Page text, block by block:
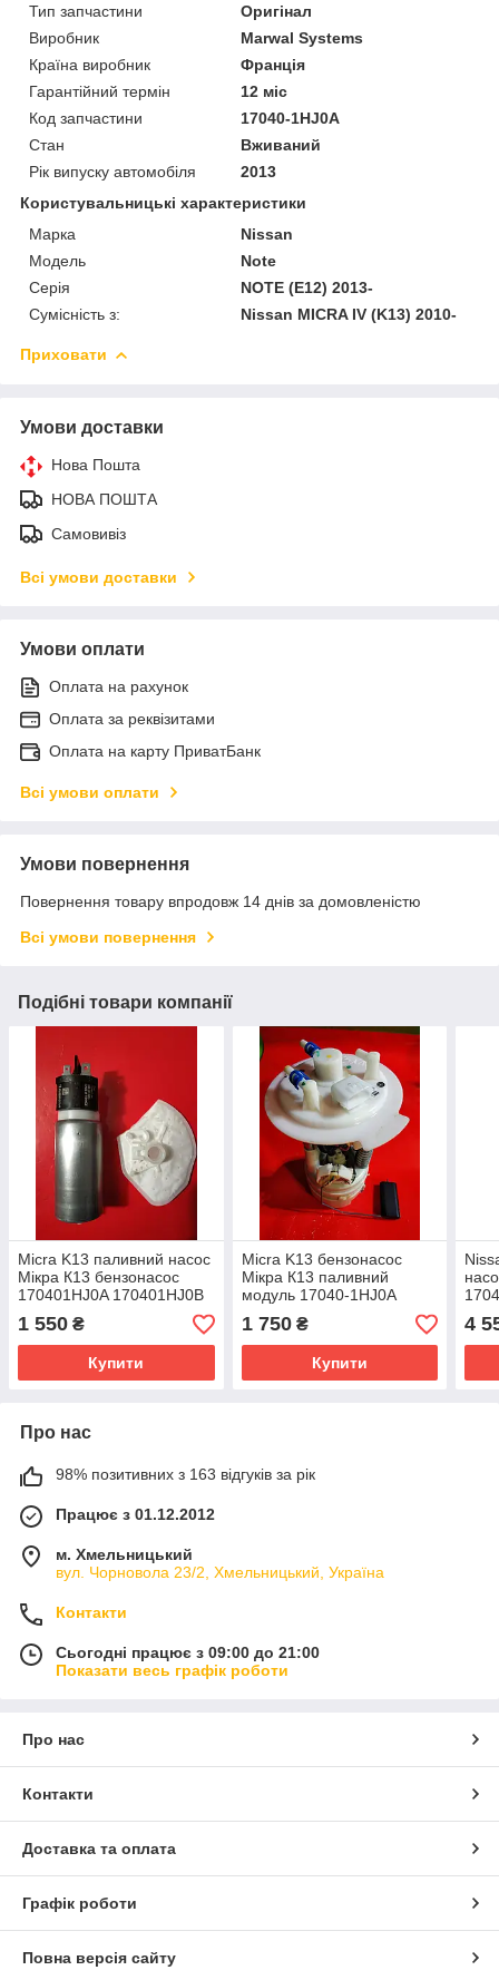
Тип запчастини
Оригінал
Виробник
Marwal Systems
Країна виробник
Франція
Гарантійний термін
12 міс
Код запчастини
17040-1HJ0A
Стан
Вживаний
Рік випуску автомобіля
2013
Користувальницькі характеристики
Марка
Nissan
Модель
Note
Серія
NOTE (E12) 2013-
Сумісність з:
Nissan MICRA IV (K13) 2010-
Приховати
Умови доставки
Нова Пошта
НОВА ПОШТА
Самовивіз
Всі умови доставки
Умови оплати
Оплата на рахунок
Оплата за реквізитами
Оплата на карту ПриватБанк
Всі умови оплати
Умови повернення
Повернення товару впродовж 14 днів за домовленістю
Всі умови повернення
Подібні товари компанії
Micra K13 паливний насос
Мікра К13 бензонасос
170401HJ0A 170401HJ0B
1 550 ₴
Купити
Micra K13 бензонасос
Мікра К13 паливний
модуль 17040-1HJ0A
17040-1HJ0B
1 750₴
Купити
4
Про нас
98% позитивних з 163 відгуків за рік
Працює з 01.12.2012
м. Хмельницький
вул. Чорновола 23/2, Хмельницький, Україна
Контакти
Сьогодні працює з 09:00 до 21:00
Показати весь графік роботи
Про нас
Контакти
Доставка та оплата
Графік роботи
Повна версія сайту